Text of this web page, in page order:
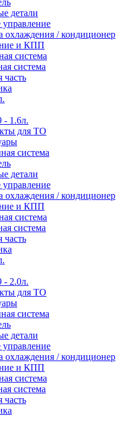
детали
управление
охлаждения / кондиционер
и КПП
система
система
часть
- 1.6л.
для ТО
система
детали
управление
охлаждения / кондиционер
и КПП
система
система
часть
- 2.0л.
для ТО
система
детали
управление
охлаждения / кондиционер
и КПП
система
система
часть